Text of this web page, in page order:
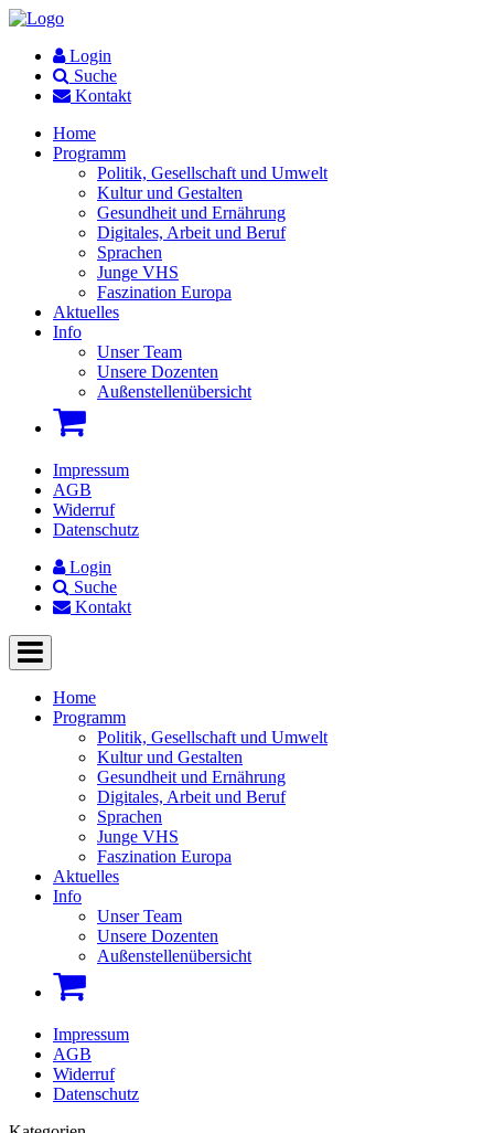
Login
Suche
Kontakt
Home
Programm
Politik, Gesellschaft und Umwelt
Kultur und Gestalten
Gesundheit und Ernährung
Digitales, Arbeit und Beruf
Sprachen
Junge VHS
Faszination Europa
Aktuelles
Info
Unser Team
Unsere Dozenten
Außenstellenübersicht
Impressum
AGB
Widerruf
Datenschutz
Login
Suche
Kontakt
Home
Programm
Politik, Gesellschaft und Umwelt
Kultur und Gestalten
Gesundheit und Ernährung
Digitales, Arbeit und Beruf
Sprachen
Junge VHS
Faszination Europa
Aktuelles
Info
Unser Team
Unsere Dozenten
Außenstellenübersicht
Impressum
AGB
Widerruf
Datenschutz